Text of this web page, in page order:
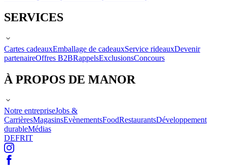
SERVICES
Cartes cadeauxEmballage de cadeauxService rideauxDevenir
partenaireOffres B2BRappelsExclusionsConcours
À PROPOS DE MANOR
Notre entrepriseJobs &
CarrièresMagasinsEvènementsFoodRestaurantsDéveloppement
durableMédias
DEFRIT